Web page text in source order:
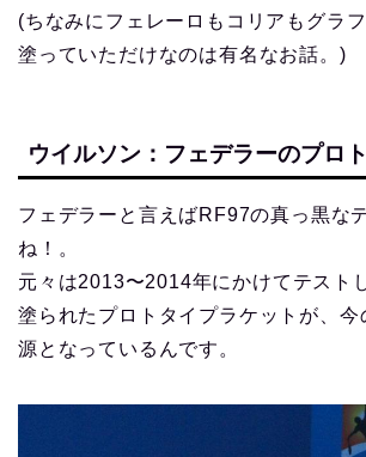
(ちなみにフェレーロもコリアもグラ
塗っていただけなのは有名なお話。)
ウイルソン：フェデラーのプロ
フェデラーと言えばRF97の真っ黒な
ね！。
元々は2013〜2014年にかけてテスト
塗られたプロトタイプラケットが、今
源となっているんです。